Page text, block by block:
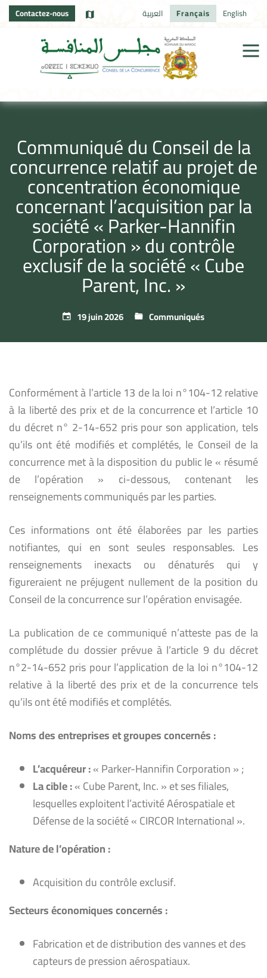
Contactez-nous العربية Français English
Communiqué du Conseil de la
concurrence relatif au projet de
concentration économique
concernant l’acquisition par la
société « Parker-Hannifin
Corporation » du contrôle
exclusif de la société « Cube
Parent, Inc. »
19 juin 2026 Communiqués
Conformément à l’article 13 de la loi n°104-12 relative
à la liberté des prix et de la concurrence et l’article 10
du décret n° 2-14-652 pris pour son application, tels
qu’ils ont été modifiés et complétés, le Conseil de la
concurrence met à la disposition du public le « résumé
de l’opération » ci-dessous, contenant les
renseignements communiqués par les parties.
Ces informations ont été élaborées par les parties
notifiantes, qui en sont seules responsables. Les
renseignements inexacts ou dénaturés qui y
figureraient ne préjugent nullement de la position du
Conseil de la concurrence sur l’opération envisagée.
La publication de ce communiqué n’atteste pas de la
complétude du dossier prévue à l’article 9 du décret
n°2-14-652 pris pour l’application de la loi n°104-12
relative à la liberté des prix et de la concurrence tels
qu’ils ont été modifiés et complétés.
Noms des entreprises et groupes concernés :
L’acquéreur :« Parker-Hannifin Corporation » ;
La cible :« Cube Parent, Inc. » et ses filiales,
lesquelles exploitent l’activité Aérospatiale et
Défense de la société « CIRCOR International ».
Nature de l’opération :
Acquisition du contrôle exclusif.
Secteurs économiques concernés :
Fabrication et de distribution des vannes et des
capteurs de pression aérospatiaux.